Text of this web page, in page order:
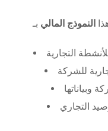
النموذج المالي
التجارية
للشركة
التجاري